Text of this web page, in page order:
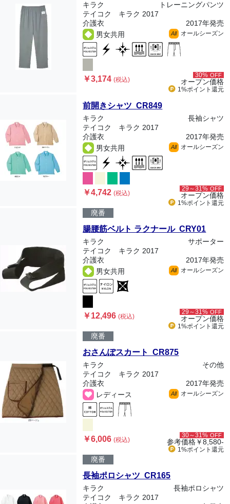
キラク
トレーニングパンツ
テイコク キラク 2017
介護衣
2017年発売
男女共用
All オールシーズン
￥3,174(税込)
30% OFF
オープン価格
1%ポイント 還元
前開きシャツ CR849
キラク
長袖シャツ
テイコク キラク 2017
介護衣
2017年発売
男女共用
All オールシーズン
￥4,742(税込)
29～31% OFF
オープン価格
1%ポイント 還元
廃番
腸腰筋ベルト ラクナール CRY01
キラク
サポーター
テイコク キラク 2017
介護衣
2017年発売
男女共用
All オールシーズン
￥12,496(税込)
29～31% OFF
オープン価格
1%ポイント 還元
廃番
おさんぽスカート CR875
キラク
その他
テイコク キラク 2017
介護衣
2017年発売
レディース
All オールシーズン
￥6,006(税込)
30～31% OFF
参考価格￥8,580-
1%ポイント 還元
廃番
長袖ポロシャツ CR165
キラク
長袖ポロシャツ
テイコク キラク 2017